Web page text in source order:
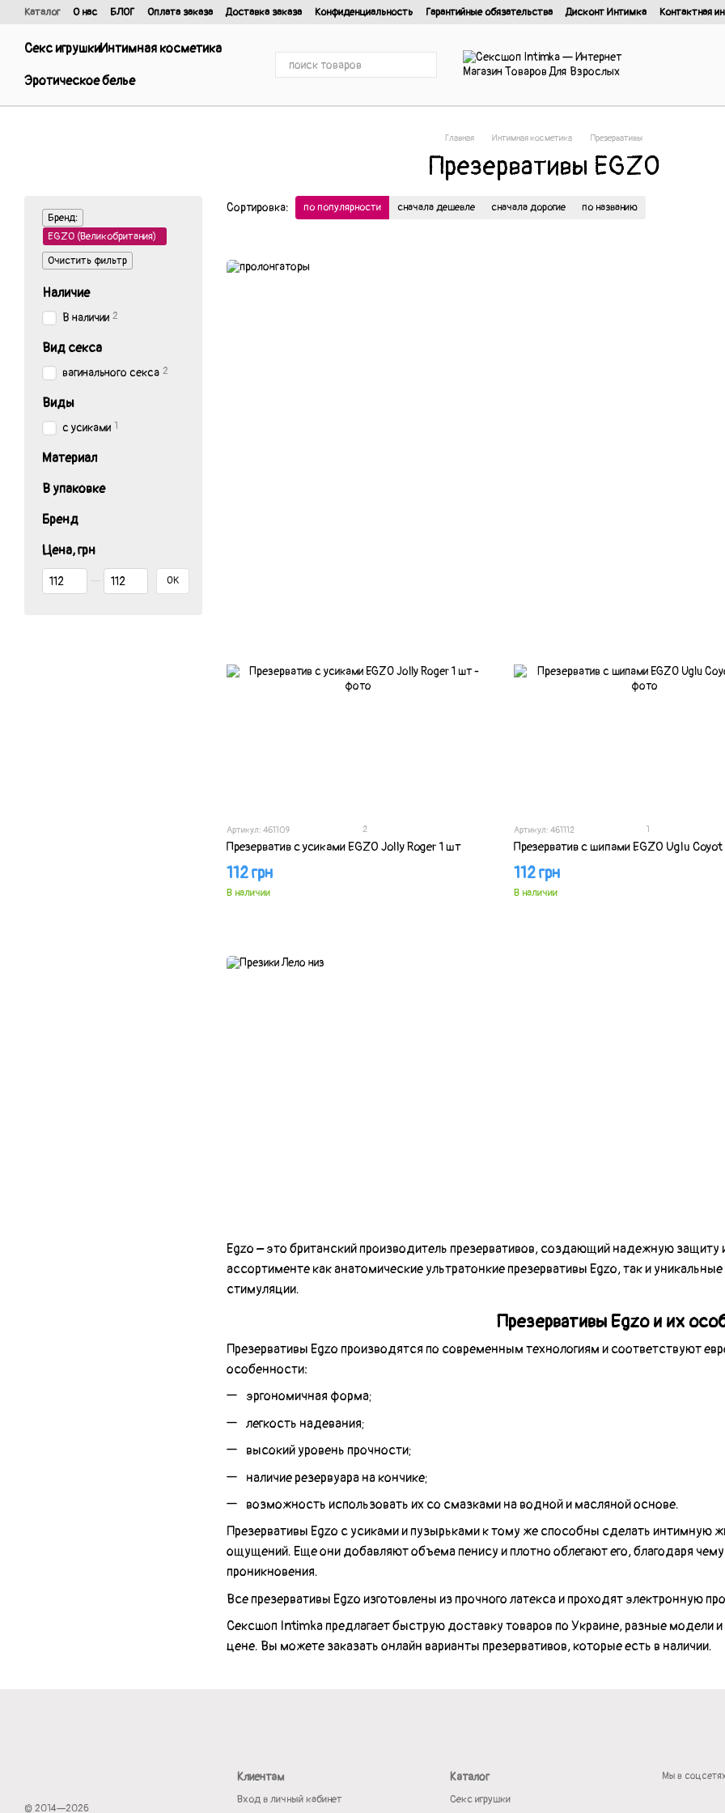
Перейти к основному контенту
Каталог О нас БЛОГ Оплата заказа Доставка заказа Конфиденциальность Гарантийные обязательства Дисконт Интимка
Контактная
Секс игрушкиИнтимная косметика
Эротическое белье
Главная Интимная косметика Презервативы
Презервативы EGZO
Сортировка: по популярности сначала дешевле сначала дорогие по названию
Egzo – это британский производитель презервативов, создающий надежную
ассортименте как анатомические ультратонкие презервативы Egzo, так и
стимуляции.
Презервативы Egzo и их
Презервативы Egzo производятся по современным технологиям и соответствуют
особенности:
эргономичная форма;
легкость надевания;
высокий уровень прочности;
наличие резервуара на кончике;
возможность использовать их со смазками на водной и масляной основе.
Презервативы Egzo с усиками и пузырьками к тому же способны сделать интимную
ощущений. Еще они добавляют объема пенису и плотно облегают его, благодаря
проникновения.
Все презервативы Egzo изготовлены из прочного латекса и проходят электронную
Сексшоп Intimka предлагает быструю доставку товаров по Украине, разные модели и
цене. Вы можете заказать онлайн варианты презервативов, которые есть в наличии.
Артикул: 461109 2
Презерватив с усиками EGZO Jolly Roger 1 шт
112 грн
В наличии
Артикул: 461112 1
Презерватив с шипами EGZO Uglu
112 грн
В наличии
Бренд:
EGZO (Великобритания)
Очистить фильтр
Наличие
В наличии 2
Вид секса
вагинального секса 2
Виды
с усиками 1
Материал
В упаковке
Бренд
Цена, грн
От Цена, грн
До Цена, грн OK
© 2014—2026
Клиентам
Вход в личный кабинет
Каталог
Секс игрушки
Мы в